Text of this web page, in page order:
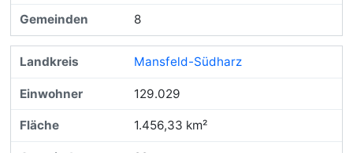
8
Mansfeld-Südharz
129.029
1.456,33 km²